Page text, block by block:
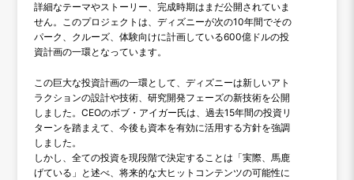
詳細なテーマやストーリー、完成時期はまだ公開されていま
せん。このプロジェクトは、ディズニーが次の10年間でその
パーク、クルーズ、体験向けに計画している600億ドルの投
資計画の一環となっています。
この巨大な投資計画の一環として、ディズニーは新しいアト
ラクションの設計や技術、研究開発フェーズの新技術を公開
しました。CEOのボブ・アイガー氏は、過去15年間の投資リ
ターンを踏まえて、今後も資本を有効に活用する方針を強調
しました。
しかし、全ての投資を現段階で決定することは「実際、馬鹿
げている」と述べ、将来的な大ヒットコンテンツの可能性に